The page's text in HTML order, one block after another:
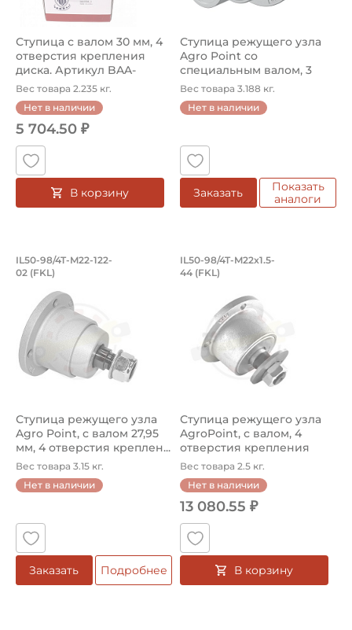
Ступица с валом 30 мм, 4
отверстия крепления
диска. Артикул BAA-
0004.LV...
Вес товара 2.235 кг.
Нет в наличии
5 704.50 ₽
В корзину
Ступица режущего узла
Agro Point со
специальным валом, 3
отверстия креп...
Вес товара 3.188 кг.
Нет в наличии
Заказать
Показать
аналоги
Ступица режущего узла Agro Point, с
IL50-98/4T-M22-122-02 FKL Ступица режущего узла
IL50-98/4T-M22-122-
02 (FKL)
Ступица режущего узла
Agro Point, с валом 27,95
мм, 4 отверстия креплен...
Вес товара 3.15 кг.
Нет в наличии
Заказать Подробнее
Ступица режущего
Ступица режущего узла
IL50-98/4T-M22x1.5-
44 (FKL)
Ступица режущего узла
AgroPoint, с валом, 4
отверстия крепления
диска. ...
Вес товара 2.5 кг.
Нет в наличии
13 080.55 ₽
В корзину